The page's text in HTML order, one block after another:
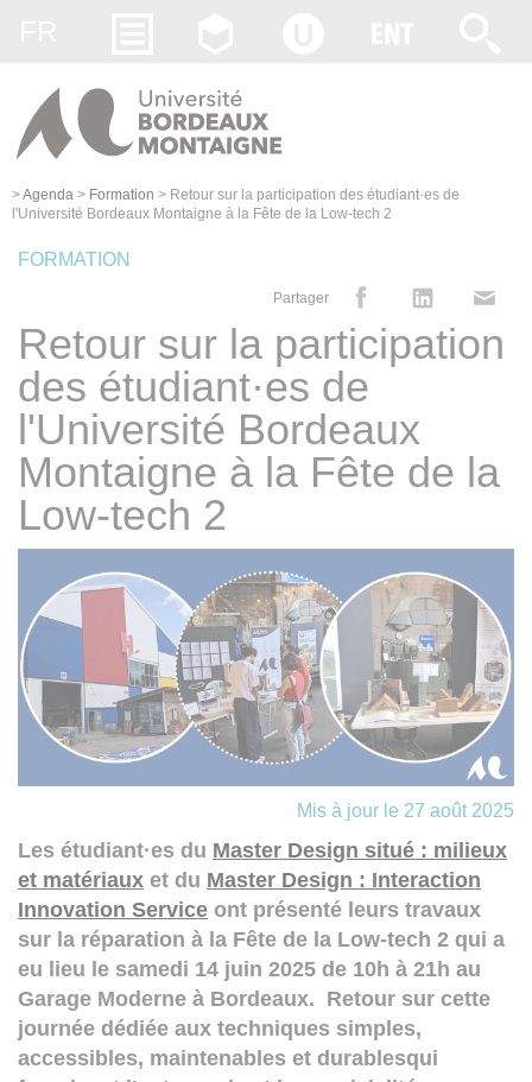
>Agenda > Formation > Retour sur la participation des étudiant·es de
l'Université Bordeaux Montaigne à la Fête de la Low-tech 2
FORMATION
Partager
Retour sur la participation
des étudiant·es de
l'Université Bordeaux
Montaigne à la Fête de la
Low-tech 2
Mis à jour le 27 août 2025
Les étudiant·es du Master Design situé : milieux
et matériaux et du Master Design : Interaction
Innovation Service ont présenté leurs travaux
sur la réparation à la Fête de la Low-tech 2 qui a
eu lieu le samedi 14 juin 2025 de 10h à 21h au
Garage Moderne à Bordeaux. Retour sur cette
journée dédiée aux techniques simples,
accessibles, maintenables et durablesqui